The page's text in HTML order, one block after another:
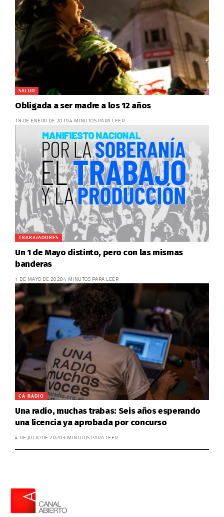
SALUD
Obligada a ser madre a los 12 años
18 DE ENERO DE 20194 MINUTOS PARA LEER
TRABAJADORES
Un 1 de Mayo distinto, pero con las mismas
banderas
1 DE MAYO DE 20204 MINUTOS PARA LEER
CA RADIO
Una radio, muchas trabas: Seis años esperando
una licencia ya aprobada por concurso
4 DE JULIO DE 20203 MINUTOS PARA LEER